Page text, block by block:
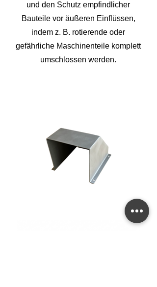
und den Schutz empfindlicher
Bauteile vor äußeren Einflüssen,
indem z. B. rotierende oder
gefährliche Maschinenteile komplett
umschlossen werden.